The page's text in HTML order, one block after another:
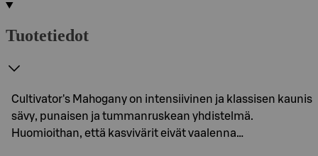
Tuotetiedot
Cultivator's Mahogany on intensiivinen ja klassisen kaunis
sävy, punaisen ja tummanruskean yhdistelmä.
Huomioithan, että kasvivärit eivät vaalenna…